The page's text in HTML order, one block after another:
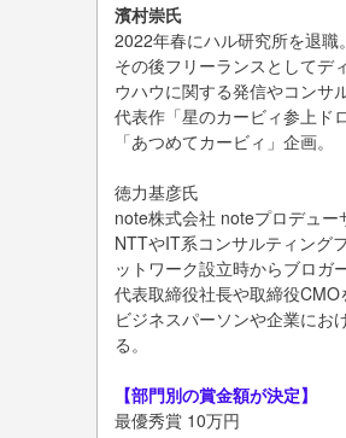
濱村崇氏
2022年春にハル研究所を退職
その後フリーランスとしてデ
ウハウに関する発信やコンサ
代表作「星のカービィ参上ド
「あつめてカービィ」企画。
徳力基彦氏
note株式会社 noteプロデュー
NTTやIT系コンサルティング
ットワーク設立時からブロガ
代表取締役社長や取締役
ビジネスパーソンや企業にお
る。
【部門別の賞金額が決定】
最優秀賞 10万円